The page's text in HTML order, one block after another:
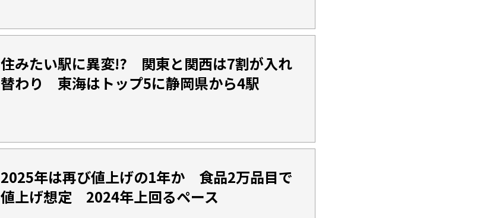
住みたい駅に異変!? 関東と関西は7割が入れ
替わり 東海はトップ5に静岡県から4駅
2025年は再び値上げの1年か 食品2万品目で
値上げ想定 2024年上回るペース